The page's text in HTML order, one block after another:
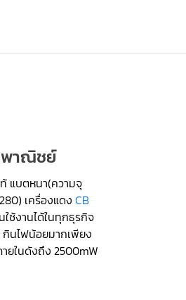
พาณิชย์
แบตหนา(ความจุ
เครื่องแดง CB
ใช้งานได้ในทุกธุรกิจ
กินไฟน้อยมากเพียง
ยในดังถึง 2500mW